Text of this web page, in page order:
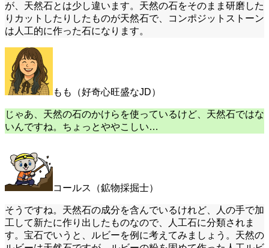
が、天然石とは少し違います。天然の石をそのまま研磨した
りカットしたりしたものが天然石で、コンポジットストーン
は人工的に作った石になります。
もも（好奇心旺盛なJD）
じゃあ、天然の石のかけらを使っているけど、天然石ではな
いんですね。ちょっとややこしい…
コールス（鉱物採掘士）
そうですね。天然石の成分を含んでいるけれど、人の手で加
工して新たに作り出したものなので、人工石に分類されま
す。宝石でいうと、ルビーを例に考えてみましょう。天然の